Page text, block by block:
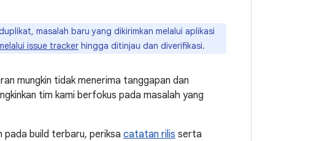
masalah baru yang dikirimkan melalui aplikasi
issue tracker hingga ditinjau dan diverifikasi.
mungkin tidak menerima tanggapan dan
tim kami berfokus pada masalah yang
pada build terbaru, periksa catatan rilis serta